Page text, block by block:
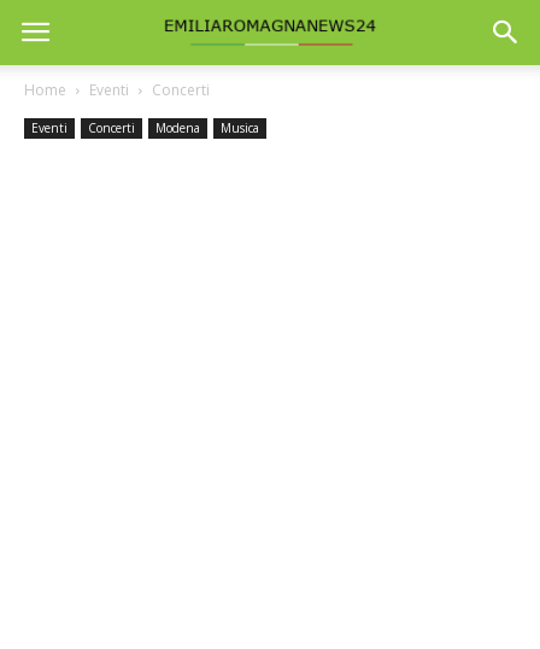
Home Eventi Concerti
Eventi Concerti Modena Musica